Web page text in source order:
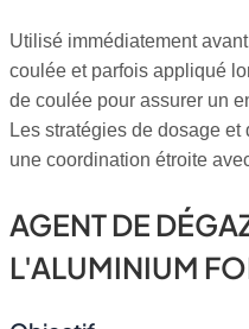
Utilisé immédiatement
coulée et parfois appliqué
de coulée pour assurer un
Les stratégies de dosage
une coordination étroite
AGENT DE
L'ALUMINIUM